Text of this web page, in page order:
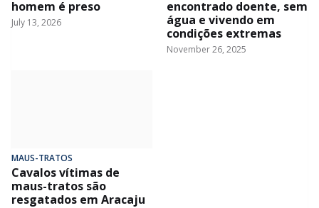
homem é preso
July 13, 2026
encontrado doente, sem
água e vivendo em
condições extremas
November 26, 2025
MAUS-TRATOS
Cavalos vítimas de
maus-tratos são
resgatados em Aracaju